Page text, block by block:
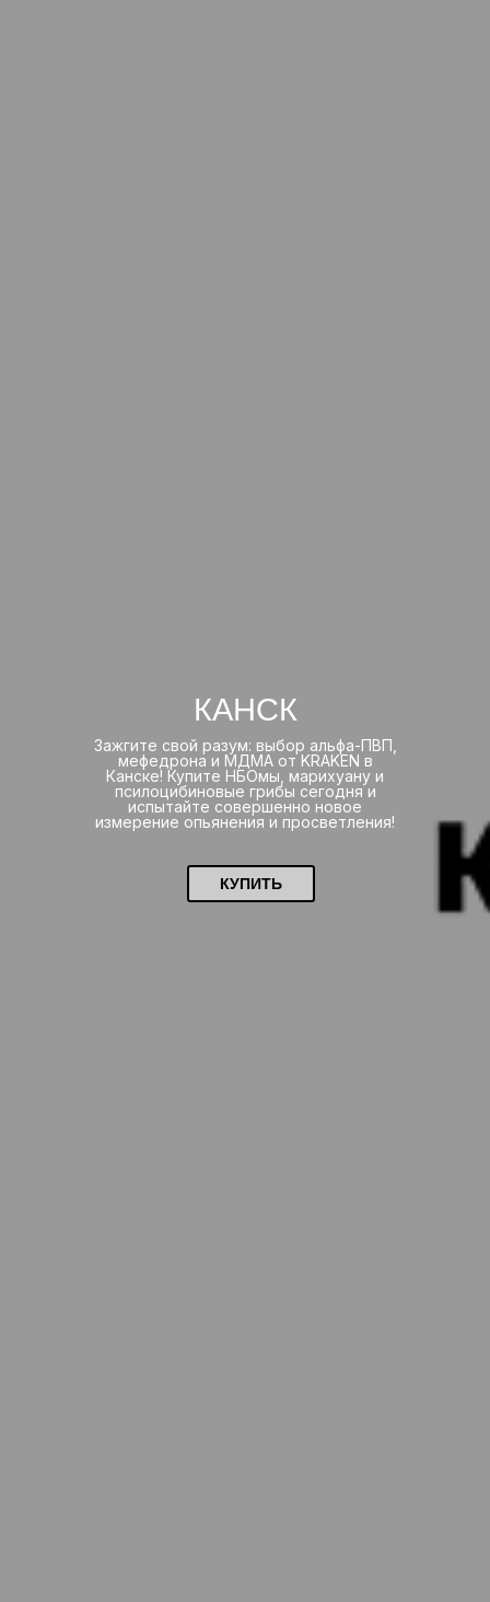
КАНСК
Зажгите свой разум: выбор альфа-ПВП,
мефедрона и МДМА от KRAKEN в
Канске! Купите НБОмы, марихуану и
псилоцибиновые грибы сегодня и
испытайте совершенно новое
измерение опьянения и просветления!
КУПИТЬ